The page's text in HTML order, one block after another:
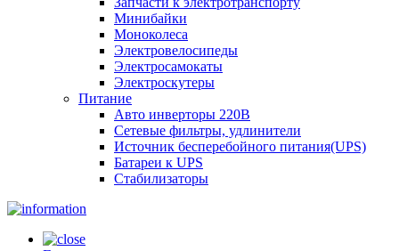
Минибайки
Моноколеса
Электровелосипеды
Электросамокаты
Электроскутеры
Питание
Авто инверторы 220В
Сетевые фильтры, удлинители
Источник бесперебойного питания(UPS)
Батареи к UPS
Стабилизаторы